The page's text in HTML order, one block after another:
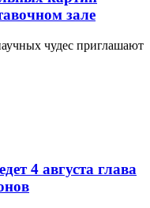
зале
чудес приглашают
4 августа глава